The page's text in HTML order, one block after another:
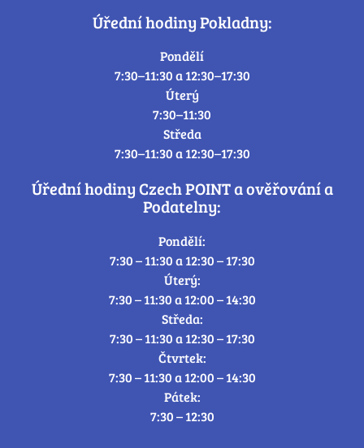
Úřední hodiny Pokladny:
Pondělí
7:30–11:30 a 12:30–17:30
Úterý
7:30–11:30
Středa
7:30–11:30 a 12:30–17:30
Úřední hodiny Czech POINT a ověřování a
Podatelny:
Pondělí:
7:30 – 11:30 a 12:30 – 17:30
Úterý:
7:30 – 11:30 a 12:00 – 14:30
Středa:
7:30 – 11:30 a 12:30 – 17:30
Čtvrtek:
7:30 – 11:30 a 12:00 – 14:30
Pátek:
7:30 – 12:30